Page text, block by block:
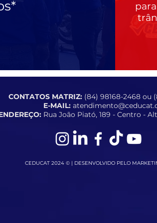
CONTATOS MATRIZ: ‪(84) 98168-2468 ou
E-MAIL:
Rua João Piató, 189 - Centro -
CEDUCAT 2024 © | DESENVOLVIDO PELO